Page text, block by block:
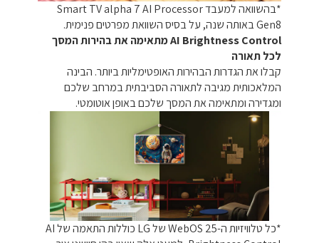
*בהשוואה למעבד Smart TV alpha 7 AI Processor
Gen8 באותה שנה, על בסיס השוואת מפרטים פנימית.
AI Brightness Control מתאימה את בהירות המסך
לכל תאורה
קבלו את הגדרות הבהירות האופטימליות ביותר. הבינה
המלאכותית מגיבה לתאורה הסביבתית במרחב שלכם
ומגדירה ומתאימה את המסך שלכם באופן אוטומטי.
*כל טלוויזיות ה-‏25 ‏WebOS של LG כוללות התאמה של AI